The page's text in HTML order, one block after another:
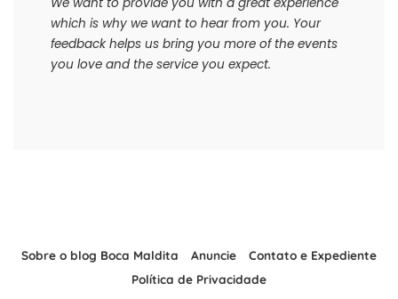
We want to provide you with a great experience
which is why we want to hear from you. Your
feedback helps us bring you more of the events
you love and the service you expect.
Sobre o blog Boca Maldita Anuncie
Contato e Expediente
Política de Privacidade